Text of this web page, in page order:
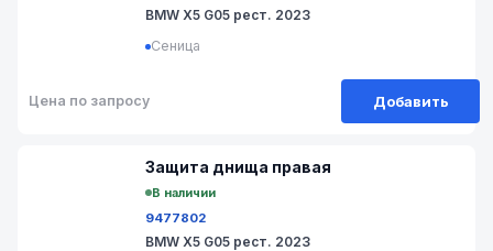
BMW X5 G05 рест. 2023
Сеница
Цена по запросу Добавить
Защита днища правая
В наличии
9477802
BMW X5 G05 рест. 2023